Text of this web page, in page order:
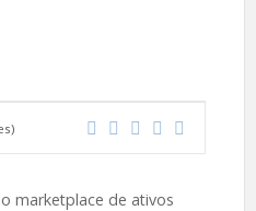
marketplace de ativos